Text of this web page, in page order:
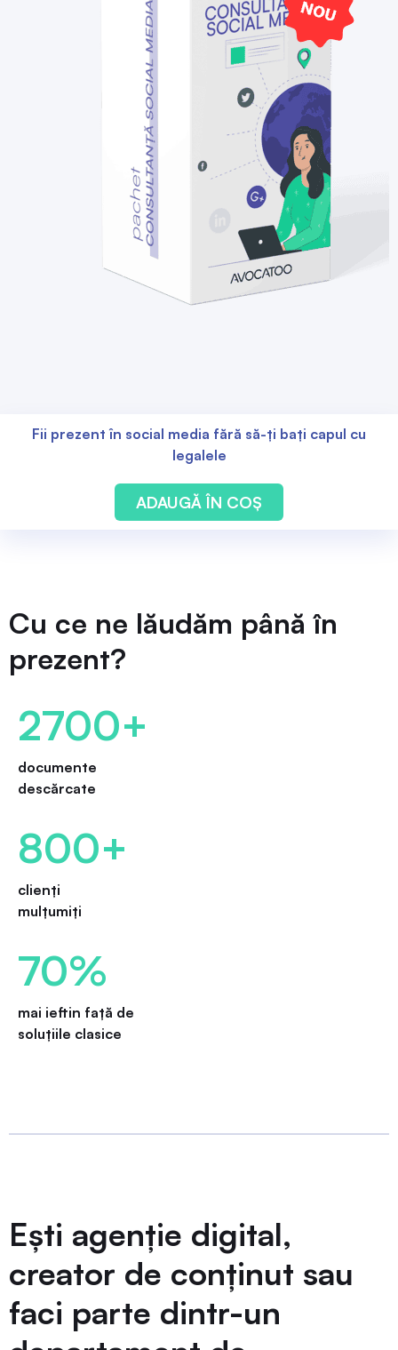
Fii prezent în social media fără să-ți bați capul cu
legalele
ADAUGĂ ÎN COȘ
Cu ce ne lăudăm până în
prezent?
2700+
documente
descărcate
800+
clienți
mulțumiți
70%
mai ieftin față de
soluțiile clasice
Ești agenție digital,
creator de conținut sau
faci parte dintr-un